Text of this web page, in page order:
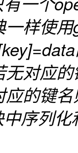
样使
对应
的键
序列